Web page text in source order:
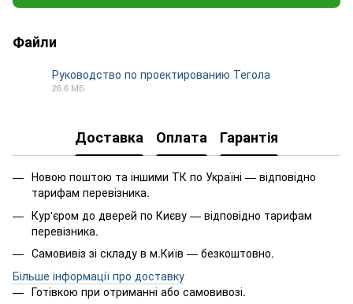
Файли
Руководство по проектированию Тегола
26.6 МБ
Доставка Оплата Гарантія
Новою поштою та іншими ТК по Україні — відповідно
тарифам перевізника.
Кур'єром до дверей по Києву — відповідно тарифам
перевізника.
Самовивіз зі складу в м.Київ — безкоштовно.
Більше інформації про доставку
Готівкою при отриманні або самовивозі.